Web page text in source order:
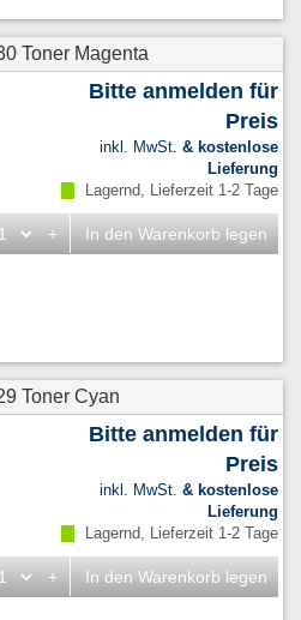
Toner Magenta
Bitte anmelden für
Preis
inkl. MwSt. & kostenlose
Lieferung
Lagernd, Lieferzeit 1-2 Tage
+ In den Warenkorb legen
Toner Cyan
Bitte anmelden für
Preis
inkl. MwSt. & kostenlose
Lieferung
Lagernd, Lieferzeit 1-2 Tage
+ In den Warenkorb legen